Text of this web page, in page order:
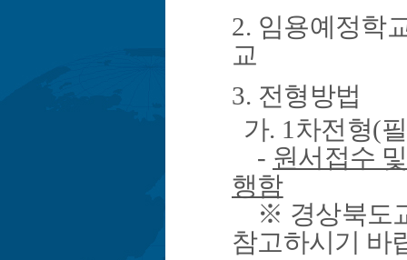
2. 임용예정학
교
3. 전형방법
가. 1 차전형(
- 원서접수
행함
※ 경상북도
참고하시기 바